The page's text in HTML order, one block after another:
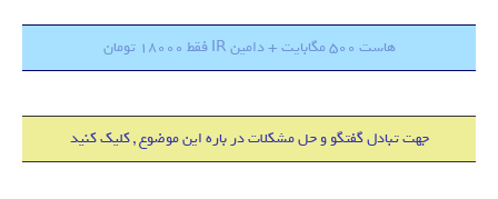
هاست 500 مگابایت + دامین IR فقط 18000 تومان
جهت تبادل گفتگو و حل مشکلات در باره این موضوع , کلیک کنید